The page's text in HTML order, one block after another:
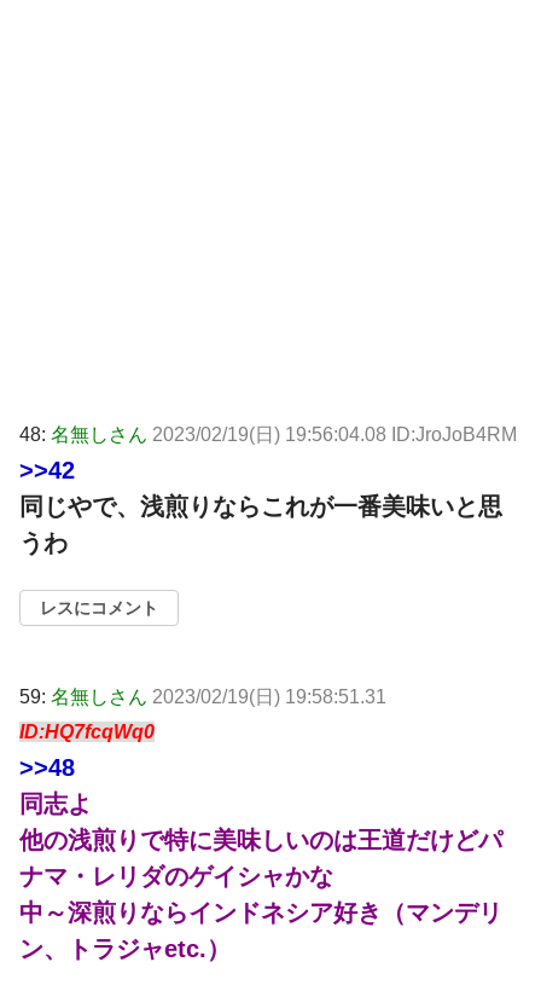
48: 名無しさん 2023/02/19(日) 19:56:04.08 ID:JroJoB4RM
>>42
同じやで、浅煎りならこれが一番美味いと思
うわ
レスにコメント
59: 名無しさん 2023/02/19(日) 19:58:51.31
ID:HQ7fcqWq0
>>48
同志よ
他の浅煎りで特に美味しいのは王道だけどパ
ナマ・レリダのゲイシャかな
中～深煎りならインドネシア好き（マンデリ
ン、トラジャetc.）